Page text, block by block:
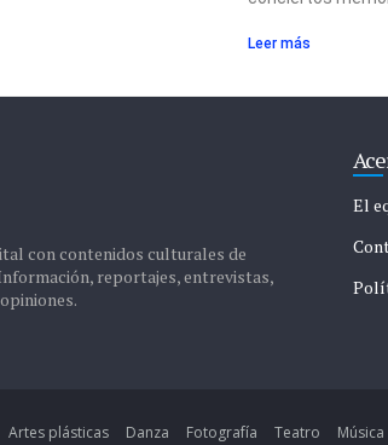
Leer más
con contenidos culturales de
reportajes, entrevistas,
El
Artes plásticas Danza Fotografía Teatro Música